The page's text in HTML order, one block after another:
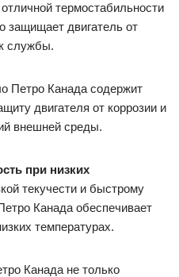
термостабильности
защищает двигатель от
службы.
Петро Канада содержит
двигателя от коррозии и
внешней среды.
при низких
текучести и быстрому
Канада обеспечивает
температурах.
Канада не только